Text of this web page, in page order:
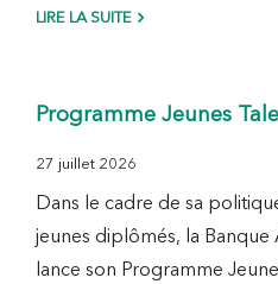
LIRE LA SUITE
Programme Jeunes
27 juillet 2026
Dans le cadre de sa
jeunes diplômés, la Banque
lance son Programme